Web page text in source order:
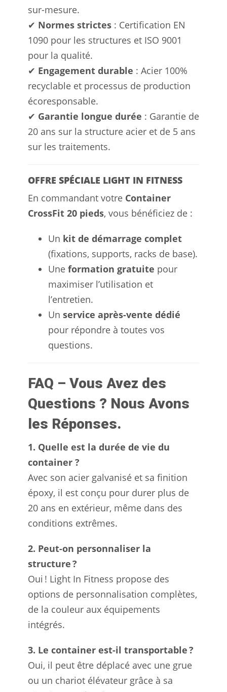
sur-mesure.
✔ Normes strictes : Certification EN
1090 pour les structures et ISO 9001
pour la qualité.
✔ Engagement durable : Acier 100%
recyclable et processus de production
écoresponsable.
✔ Garantie longue durée : Garantie de
20 ans sur la structure acier et de 5 ans
sur les traitements.
OFFRE SPÉCIALE LIGHT IN FITNESS
En commandant votre Container
CrossFit 20 pieds, vous bénéficiez de :
Un kit de démarrage complet
(fixations, supports, racks de base).
Une formation gratuite pour
maximiser l’utilisation et
l’entretien.
Un service après-vente dédié
pour répondre à toutes vos
questions.
FAQ – Vous Avez des
Questions ? Nous Avons
les Réponses.
1. Quelle est la durée de vie du
container ?
Avec son acier galvanisé et sa finition
époxy, il est conçu pour durer plus de
20 ans en extérieur, même dans des
conditions extrêmes.
2. Peut-on personnaliser la
structure ?
Oui ! Light In Fitness propose des
options de personnalisation complètes,
de la couleur aux équipements
intégrés.
3. Le container est-il transportable ?
Oui, il peut être déplacé avec une grue
ou un chariot élévateur grâce à sa